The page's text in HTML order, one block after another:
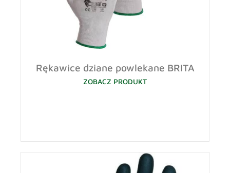
Rękawice dziane powlekane BRITA
ZOBACZ PRODUKT